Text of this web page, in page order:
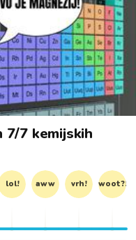
7/7 kemijskih
lol! aww vrh! woot?!